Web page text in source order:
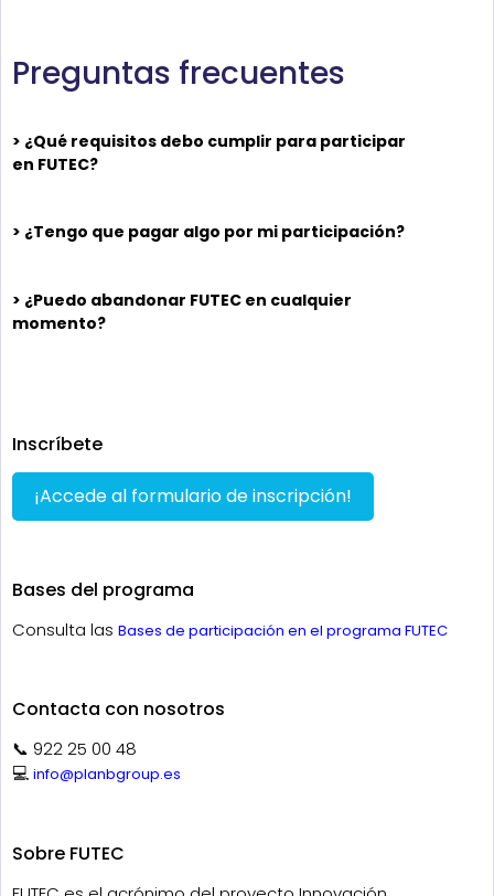
Preguntas frecuentes
> ¿Qué requisitos debo cumplir para participar
en FUTEC?
> ¿Tengo que pagar algo por mi participación?
> ¿Puedo abandonar FUTEC en cualquier
momento?
Inscríbete
¡Accede al formulario de inscripción!
Bases del programa
Consulta las Bases de participación en el programa FUTEC
Contacta con nosotros
📞 922 25 00 48
💻 info@planbgroup.es
Sobre FUTEC